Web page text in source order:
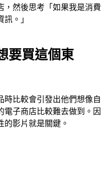
，然後思考「如果我是消費
。」
要買這個東
時比較會引發出他們想像自
電子商店比較難去做到。因
的影片就是關鍵。